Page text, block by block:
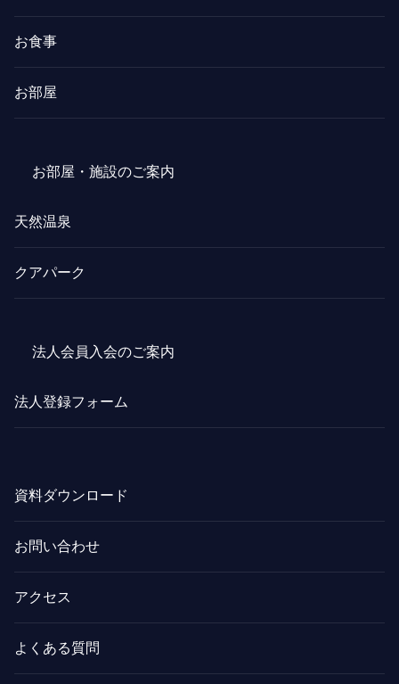
お食事
お部屋
お部屋・施設のご案内
天然温泉
クアパーク
法人会員入会のご案内
法人登録フォーム
資料ダウンロード
お問い合わせ
アクセス
よくある質問